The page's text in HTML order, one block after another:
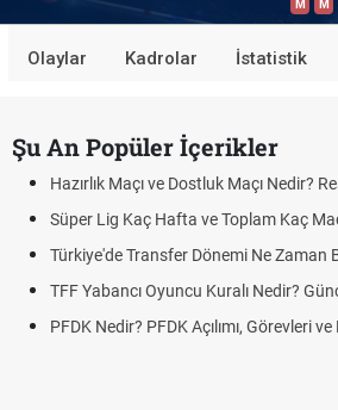
M M
Olaylar Kadrolar İstatistik
Şu An Popüler İçerikler
Hazırlık Maçı ve Dostluk Maçı Nedir?
Süper Lig Kaç Hafta ve Toplam Kaç
Türkiye'de Transfer Dönemi Ne Zaman
TFF Yabancı Oyuncu Kuralı Nedir?
PFDK Nedir? PFDK Açılımı, Görevleri